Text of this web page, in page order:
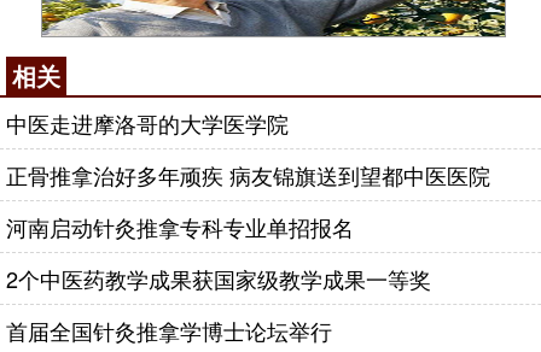
相关
中医走进摩洛哥的大学医学院
正骨推拿治好多年顽疾 病友锦旗送到望都中医医院
河南启动针灸推拿专科专业单招报名
2个中医药教学成果获国家级教学成果一等奖
首届全国针灸推拿学博士论坛举行